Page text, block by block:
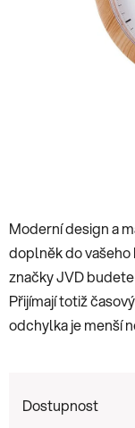
Moderní design a
doplněk do
značky JVD
Přijímají totiž
odchylka je menší
Dostupnost